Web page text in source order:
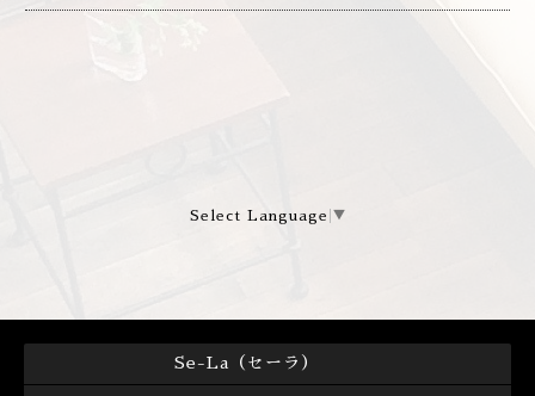
Select Language ▼
Se-La（セーラ）